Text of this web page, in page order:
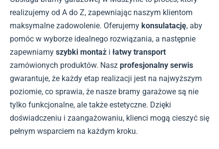
realizujemy od A do Z, zapewniając naszym klientom
maksymalne zadowolenie. Oferujemy konsulatację, aby
pomóc w wyborze idealnego rozwiązania, a następnie
zapewniamy szybki montaż i łatwy transport
zamówionych produktów. Nasz profesjonalny serwis
gwarantuje, że każdy etap realizacji jest na najwyższym
poziomie, co sprawia, że nasze bramy garażowe są nie
tylko funkcjonalne, ale także estetyczne. Dzięki
doświadczeniu i zaangażowaniu, klienci mogą cieszyć się
pełnym wsparciem na każdym kroku.